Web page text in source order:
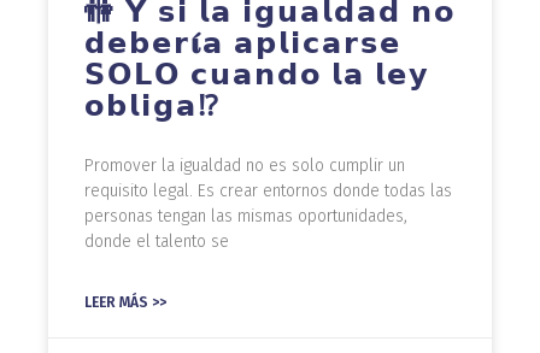
🚻 𝗬 𝘀𝗶 𝗹𝗮 𝗶𝗴𝘂𝗮𝗹𝗱𝗮𝗱 𝗻𝗼
𝗱𝗲𝗯𝗲𝗿𝛊́𝗮 𝗮𝗽𝗹𝗶𝗰𝗮𝗿𝘀𝗲
𝗦𝗢𝗟𝗢 𝗰𝘂𝗮𝗻𝗱𝗼 𝗹𝗮 𝗹𝗲𝘆
𝗼𝗯𝗹𝗶𝗴𝗮⁉️
Promover la igualdad no es solo cumplir un
requisito legal. Es crear entornos donde todas las
personas tengan las mismas oportunidades,
donde el talento se
LEER MÁS >>